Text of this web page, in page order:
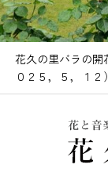
花久の里バラの開
０２５，５，１２）